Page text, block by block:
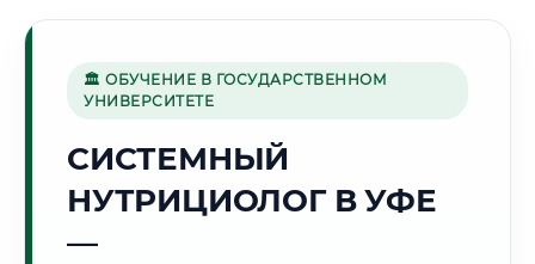
🌿
Г. УФА
Точное местное время:
🏛 ОБУЧЕНИЕ В ГОСУДАРСТВЕННОМ
УНИВЕРСИТЕТЕ
СИСТЕМНЫЙ
НУТРИЦИОЛОГ В УФЕ
—